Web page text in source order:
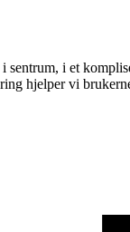
sentrum, i et
hjelper vi